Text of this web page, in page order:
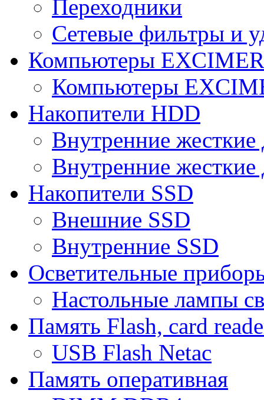
Переходники
Сетевые фильтры и
Компьютеры
Компьютеры
Накопители HDD
Внутренние
Внутренние
Накопители SSD
Внешние SSD
Внутренние SSD
Осветительные
Настольные лампы
Память Flash, card
USB Flash Netac
Память оперативная